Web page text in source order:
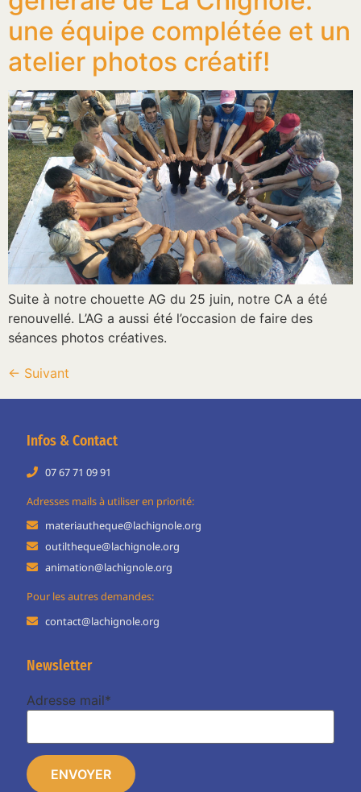
une équipe complétée et un
atelier photos créatif!
Suite à notre chouette AG du 25 juin, notre CA a été
renouvellé. L’AG a aussi été l’occasion de faire des
séances photos créatives.
← Suivant
Infos & Contact
07 67 71 09 91
Adresses mails à utiliser en priorité:
materiautheque@lachignole.org
outiltheque@lachignole.org
animation@lachignole.org
Pour les autres demandes:
contact@lachignole.org
Newsletter
Adresse mail*